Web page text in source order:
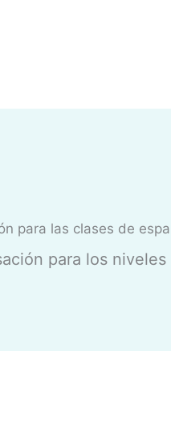
para las clases de
para los niveles